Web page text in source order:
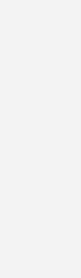
den
CDU und CSU
von
Treibhausgases
vermeidbare
als Ziel eines
einen
nach Beginn
Storage (CCS)
für Natur, Luft
zumal Warner von
ausgehen.
auch, dass CCS
damit die
hin zu immer
Bundesregierung
Diese sollen in